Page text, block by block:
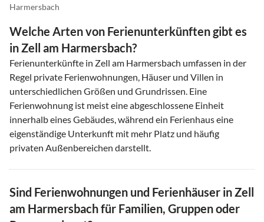
Harmersbach
Welche Arten von Ferienunterkünften gibt es
in Zell am Harmersbach?
Ferienunterkünfte in Zell am Harmersbach umfassen in der
Regel private Ferienwohnungen, Häuser und Villen in
unterschiedlichen Größen und Grundrissen. Eine
Ferienwohnung ist meist eine abgeschlossene Einheit
innerhalb eines Gebäudes, während ein Ferienhaus eine
eigenständige Unterkunft mit mehr Platz und häufig
privaten Außenbereichen darstellt.
Sind Ferienwohnungen und Ferienhäuser in Zell
am Harmersbach für Familien, Gruppen oder